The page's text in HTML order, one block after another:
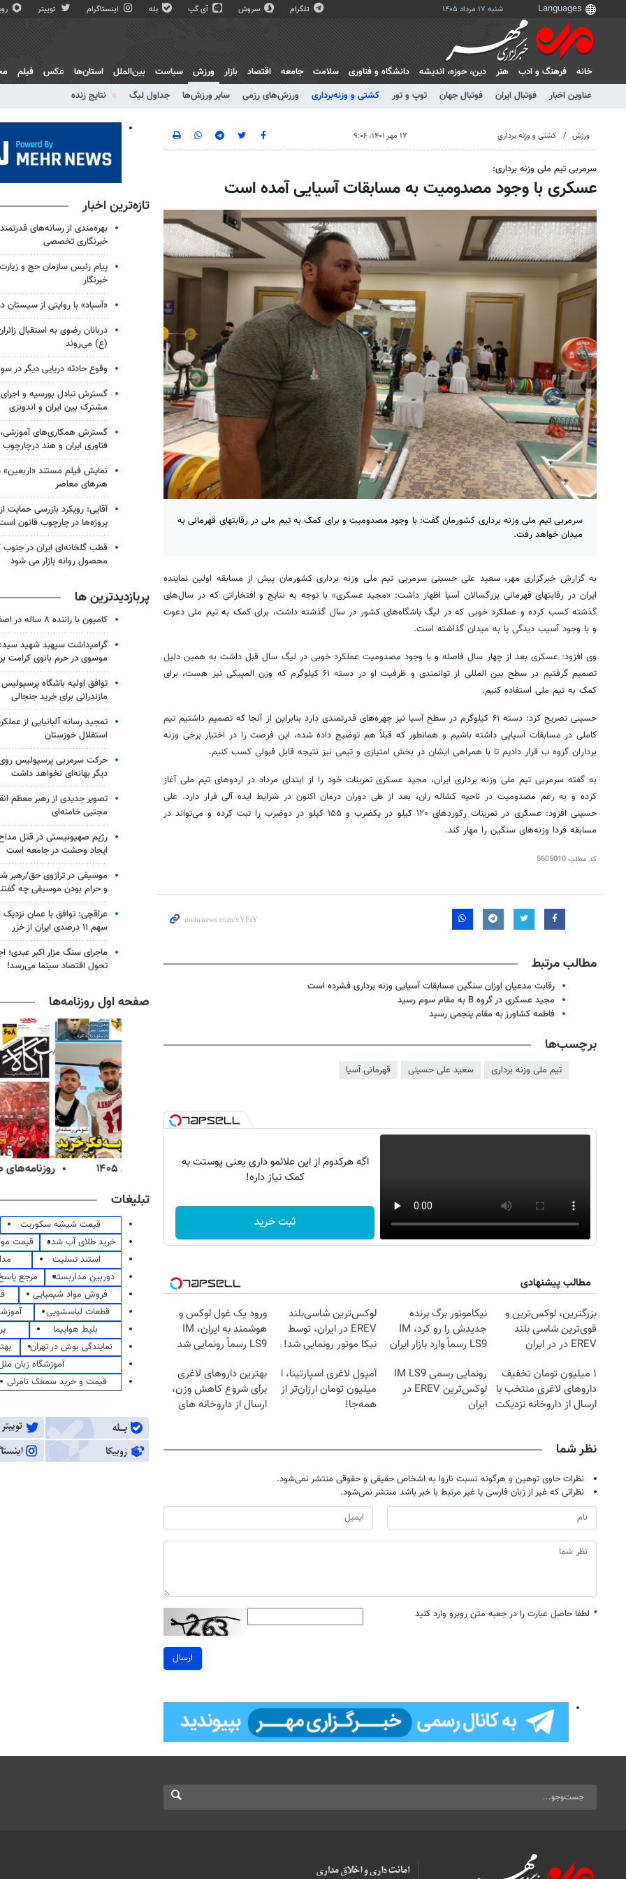
شنبه ۱۷ مرداد ۱۴۰۵ تلگرام سروش آی گپ بله اینستاگرام توییتر
خانه فرهنگ و ادب هنر دين، حوزه، انديشه دانشگاه و فناوری سلامت جامعه اقتصاد بازار
ورزش
عناوین اخبار
فوتبال ایران فوتبال جهان توپ و تور کشتی و وزنه‌برداری ورزش‌های رزمی سایر ورزش‌ها جداول لیگ نتایج زنده
سیاست بین‌الملل استان‌ها عکس فیلم
ورزش کشتی و وزنه برداری ۱۷ مهر ۱۴۰۱، ۹:۰۶
سرمربی تیم ملی وزنه برداری:
عسکری با وجود مصدومیت به مسابقات آسیایی آمده است
سرمربی تیم ملی وزنه برداری کشورمان گفت: با وجود مصدومیت و برای کمک به تیم ملی در رقابتهای قهرمانی به
میدان خواهد رفت.
به گزارش خبرگزاری مهر، سعید علی حسینی سرمربی تیم ملی وزنه برداری کشورمان پیش از مسابقه اولین نماینده
ایران در رقابتهای قهرمانی بزرگسالان آسیا اظهار داشت: «مجید عسکری» با توجه به نتایج و افتخاراتی که در سال‌های
گذشته کسب کرده و عملکرد خوبی که در لیگ باشگاه‌های کشور در سال گذشته داشت، برای کمک به تیم ملی دعوت
و با وجود آسیب دیدگی پا به میدان گذاشته است.
وی افزود: عسکری بعد از چهار سال فاصله و با وجود مصدومیت عملکرد خوبی در لیگ سال قبل داشت به همین دلیل
تصمیم گرفتیم در سطح بین المللی از توانمندی و ظرفیت او در دسته ۶۱ کیلوگرم که وزن المپیکی نیز هست، برای
کمک به تیم ملی استفاده کنیم.
حسینی تصریح کرد: دسته ۶۱ کیلوگرم در سطح آسیا نیز چهره‌های قدرتمندی دارد بنابراین از آنجا که تصمیم داشتیم تیم
کاملی در مسابقات آسیایی داشته باشیم و همانطور که قبلاً هم توضیح داده شده، این فرصت را در اختیار برخی وزنه
برداران گروه ب قرار دادیم تا با همراهی ایشان در بخش امتیازی و تیمی نیز نتیجه قابل قبولی کسب کنیم.
به گفته سرمربی تیم ملی وزنه برداری ایران، مجید عسکری تمرینات خود را از ابتدای مرداد در اردوهای تیم ملی آغاز
کرده و به رغم مصدومیت در ناحیه کشاله ران، بعد از طی دوران درمان اکنون در شرایط ایده آلی قرار دارد. علی
حسینی افزود: عسکری در تمرینات رکوردهای ۱۲۰ کیلو در یکضرب و ۱۵۵ کیلو در دوضرب را ثبت کرده و می‌تواند در
مسابقه فردا وزنه‌های سنگین را مهار کند.
کد مطلب5605010
مطالب مرتبط
رقابت مدعیان اوزان سنگین مسابقات آسیایی وزنه برداری فشرده است
مجید عسکری در گروه B به مقام سوم رسید
فاطمه کشاورز به مقام پنجمی رسید
برچسب‌ها
تیم ملی وزنه برداری سعید علی حسینی قهرمانی آسیا
اگه هرکدوم از این علائمو داری یعنی پوستت به
کمک نیاز داره!
ثبت خرید
مطالب پیشنهادی
بزرگترین، لوکس‌ترین و
قوی‌ترین شاسی بلند
EREV در در ایران
نیکاموتور برگ برنده
جدیدش را رو کرد، IM
LS9 رسماً وارد بازار ایران
لوکس‌ترین شاسی‌بلند
EREV در ایران، توسط
نیکا موتور رونمایی شد!
ورود یک غول لوکس و
هوشمند به ایران، IM
LS9 رسماً رونمایی شد
۱ میلیون تومان تخفیف
داروهای لاغری منتخب با
ارسال از داروخانه نزدیکت
رونمایی رسمی IM LS9
لوکس‌ترین EREV در
ایران
آمپول لاغری اسپارتینا، ا
میلیون تومان ارزان‌تر از
همه‌جا!
بهترین داروهای لاغری
برای شروع کاهش وزن،
ارسال از داروخانه های
نظر شما
نظرات حاوی توهین و هرگونه نسبت ناروا به اشخاص حقیقی و حقوقی منتشر نمی‌شود.
نظراتی که غیر از زبان فارسی یا غیر مرتبط با خبر باشد منتشر نمی‌شود.
* لطفا حاصل عبارت را در جعبه متن روبرو وارد کنید
ارسال
تازه‌ترین اخبار
بهره‌مندی از رسانه‌های
خبرنگاری تخصصی
پیام رئیس سازمان حج و
خبرنگار
«آسباد» با روایتی از سیستان
دربانان رضوی به استقبال
(ع) می‌روند
وقوع حادثه دریایی دیگر در
گسترش تبادل بورسیه و
مشترک بین ایران و اندونزی
گسترش همکاری‌های
فناوری ایران و هند
نمایش فیلم مستند «اربعین»
هنرهای معاصر
آقایی: رویکرد بازرسی حمایت
پروژه‌ها در چارچوب قانون
محصول روانه بازار می شود
پربازدیدترین ها
کامیون با راننده ۸ ساله در اصفهان توقیف شد
گرامیداشت سپهبد شهید
موسوی در حرم بانوی کرامت
توافق اولیه باشگاه
مازندرانی برای خرید جنجالی
تمجید رسانه آلبانیایی از
استقلال خوزستان
حرکت سرمربی پرسپولیس روی
دیگر بهانه‌ای نخواهد داشت
تصویر جدیدی از رهبر معظم
مجتبی خامنه‌ای
رژیم صهیونیستی در قتل
ایجاد وحشت در جامعه است
موسیقی در ترازوی حق/رهبر
و حرام بودن موسیقی چه
عراقچی: توافق با عمان
سهم ۱۱ درصدی ایران از خزر
ماجرای سنگ مزار اکبر عبدی؛
تحول اقتصاد سینما می‌رسد!
صفحه اول روزنامه‌ها
روزنامه‌های ورزشی شنبه ۱۷ مرداد ۱۴۰۵ روزنامه‌های صبح شنبه ۱۷ مرداد ۱۴۰۵
تبلیغات
قیمت شیشه سکوریت
خرید طلای آب شده
قیمت
استند تسلیت
دوربین مداربسته
مرجع
فروش مواد شیمیایی
قطعات لباسشویی
بلیط هواپیما
نمایندگی بوش در تهران
آموزشگاه زبان
قیمت و خرید سمعک نامرئی